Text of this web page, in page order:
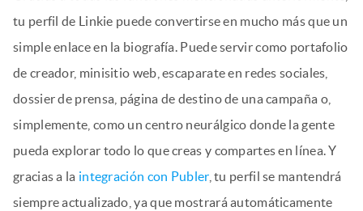
tu perfil de Linkie puede convertirse en mucho más que un
simple enlace en la biografía. Puede servir como portafolio
de creador, minisitio web, escaparate en redes sociales,
dossier de prensa, página de destino de una campaña o,
simplemente, como un centro neurálgico donde la gente
pueda explorar todo lo que creas y compartes en línea. Y
gracias a la integración con Publer, tu perfil se mantendrá
siempre actualizado, ya que mostrará automáticamente